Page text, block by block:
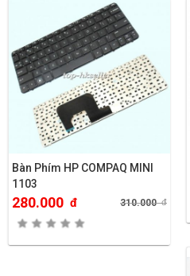
Bàn Phím HP COMPAQ MINI
1103
280.000 đ 310.000đ